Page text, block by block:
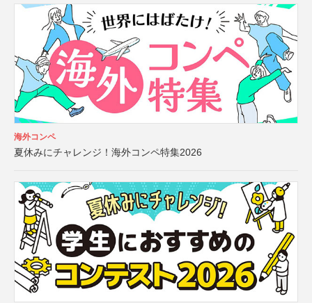
海外コンペ
夏休みにチャレンジ！海外コンペ特集2026